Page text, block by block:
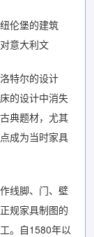
伦堡的建筑
意大利文
特尔的设计
的设计中消失
典题材，尤其
成为当时家具
线脚、门、壁
规家具制图的
。自1580年以